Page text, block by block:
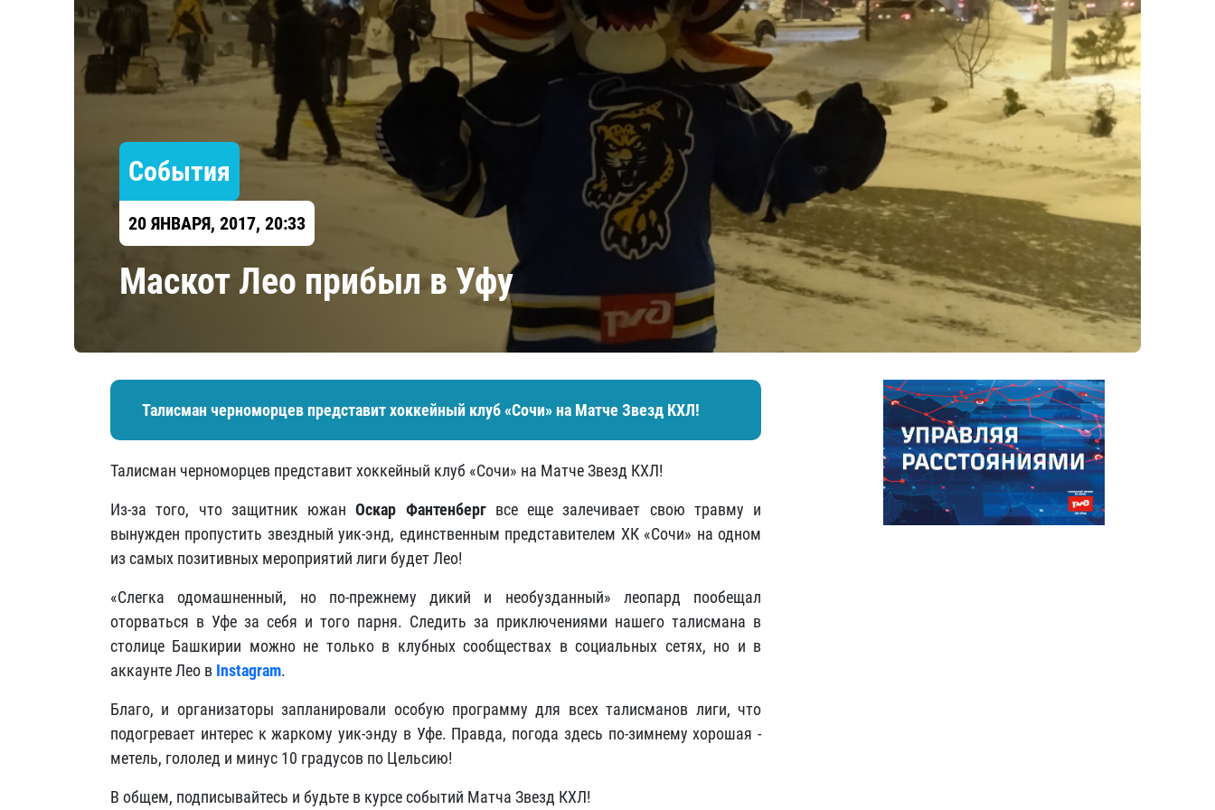
Локомотив
Северсталь
ЦСКА
Шанхайские Драконы
Амур
Барыс
Салават Юлаев
Сибирь
События
20 ЯНВАРЯ, 2017, 20:33
Маскот Лео прибыл в Уфу
Талисман черноморцев представит хоккейный клуб «Сочи» на Матче Звезд КХЛ!
Талисман черноморцев представит хоккейный клуб «Сочи» на Матче Звезд КХЛ!
Из-за того, что защитник южанОскар Фантенбергвсе еще залечивает свою травму и
вынужден пропустить звездный уик-энд, единственным представителем ХК «Сочи» на одном
из самых позитивных мероприятий лиги будет Лео!
«Слегка одомашненный, но по-прежнему дикий и необузданный» леопард пообещал
оторваться в Уфе за себя и того парня. Следить за приключениями нашего талисмана в
столице Башкирии можно не только в клубных сообществах в социальных сетях, но и в
аккаунте Лео в Instagram.
Благо, и организаторы запланировали особую программу для всех талисманов лиги, что
подогревает интерес к жаркому уик-энду в Уфе. Правда, погода здесь по-зимнему хорошая -
метель, гололед и минус 10 градусов по Цельсию!
В общем, подписывайтесь и будьте в курсе событий Матча Звезд КХЛ!